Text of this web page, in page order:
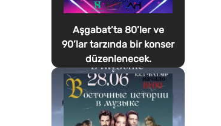
Aşgabat’ta 80’ler ve
90’lar tarzında bir konser
düzenlenecek.